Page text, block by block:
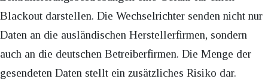
Blackout darstellen. Die Wechselrichter senden nicht nur
Daten an die ausländischen Herstellerfirmen, sondern
auch an die deutschen Betreiberfirmen. Die Menge der
gesendeten Daten stellt ein zusätzliches Risiko dar.